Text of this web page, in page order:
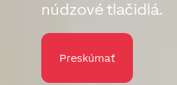
núdzové tlačidlá.
Preskúmať
použitia pri
Preskúmať